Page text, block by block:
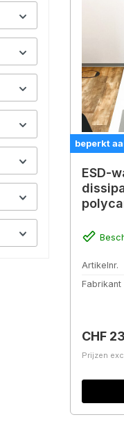
beperkt
ESD-
Artikelnr.
Fabrikant
CHF
Prijzen